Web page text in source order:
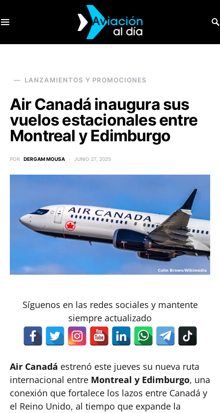
LANZAMIENTOS Y PROMOCIONES
Air Canadá inaugura sus
vuelos estacionales entre
Montreal y Edimburgo
POR DERGAM MOUSA JUNIO 27, 2025
Síguenos en las redes sociales y mantente
siempre actualizado
Air Canadá estrenó este jueves su nueva ruta
internacional entre Montreal y Edimburgo, una
conexión que fortalece los lazos entre Canadá y
el Reino Unido, al tiempo que expande la